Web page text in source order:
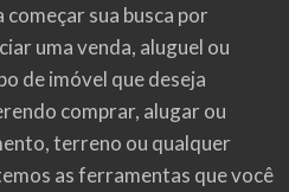
sua busca por
uma venda, aluguel ou
de imóvel que deseja
comprar, alugar ou
terreno ou qualquer
as ferramentas que você